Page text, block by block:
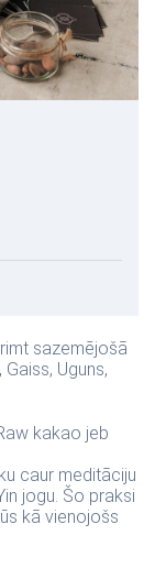
sazemējošā
Uguns,
kakao jeb
caur meditāciju
jogu. Šo praksi
kā vienojošs